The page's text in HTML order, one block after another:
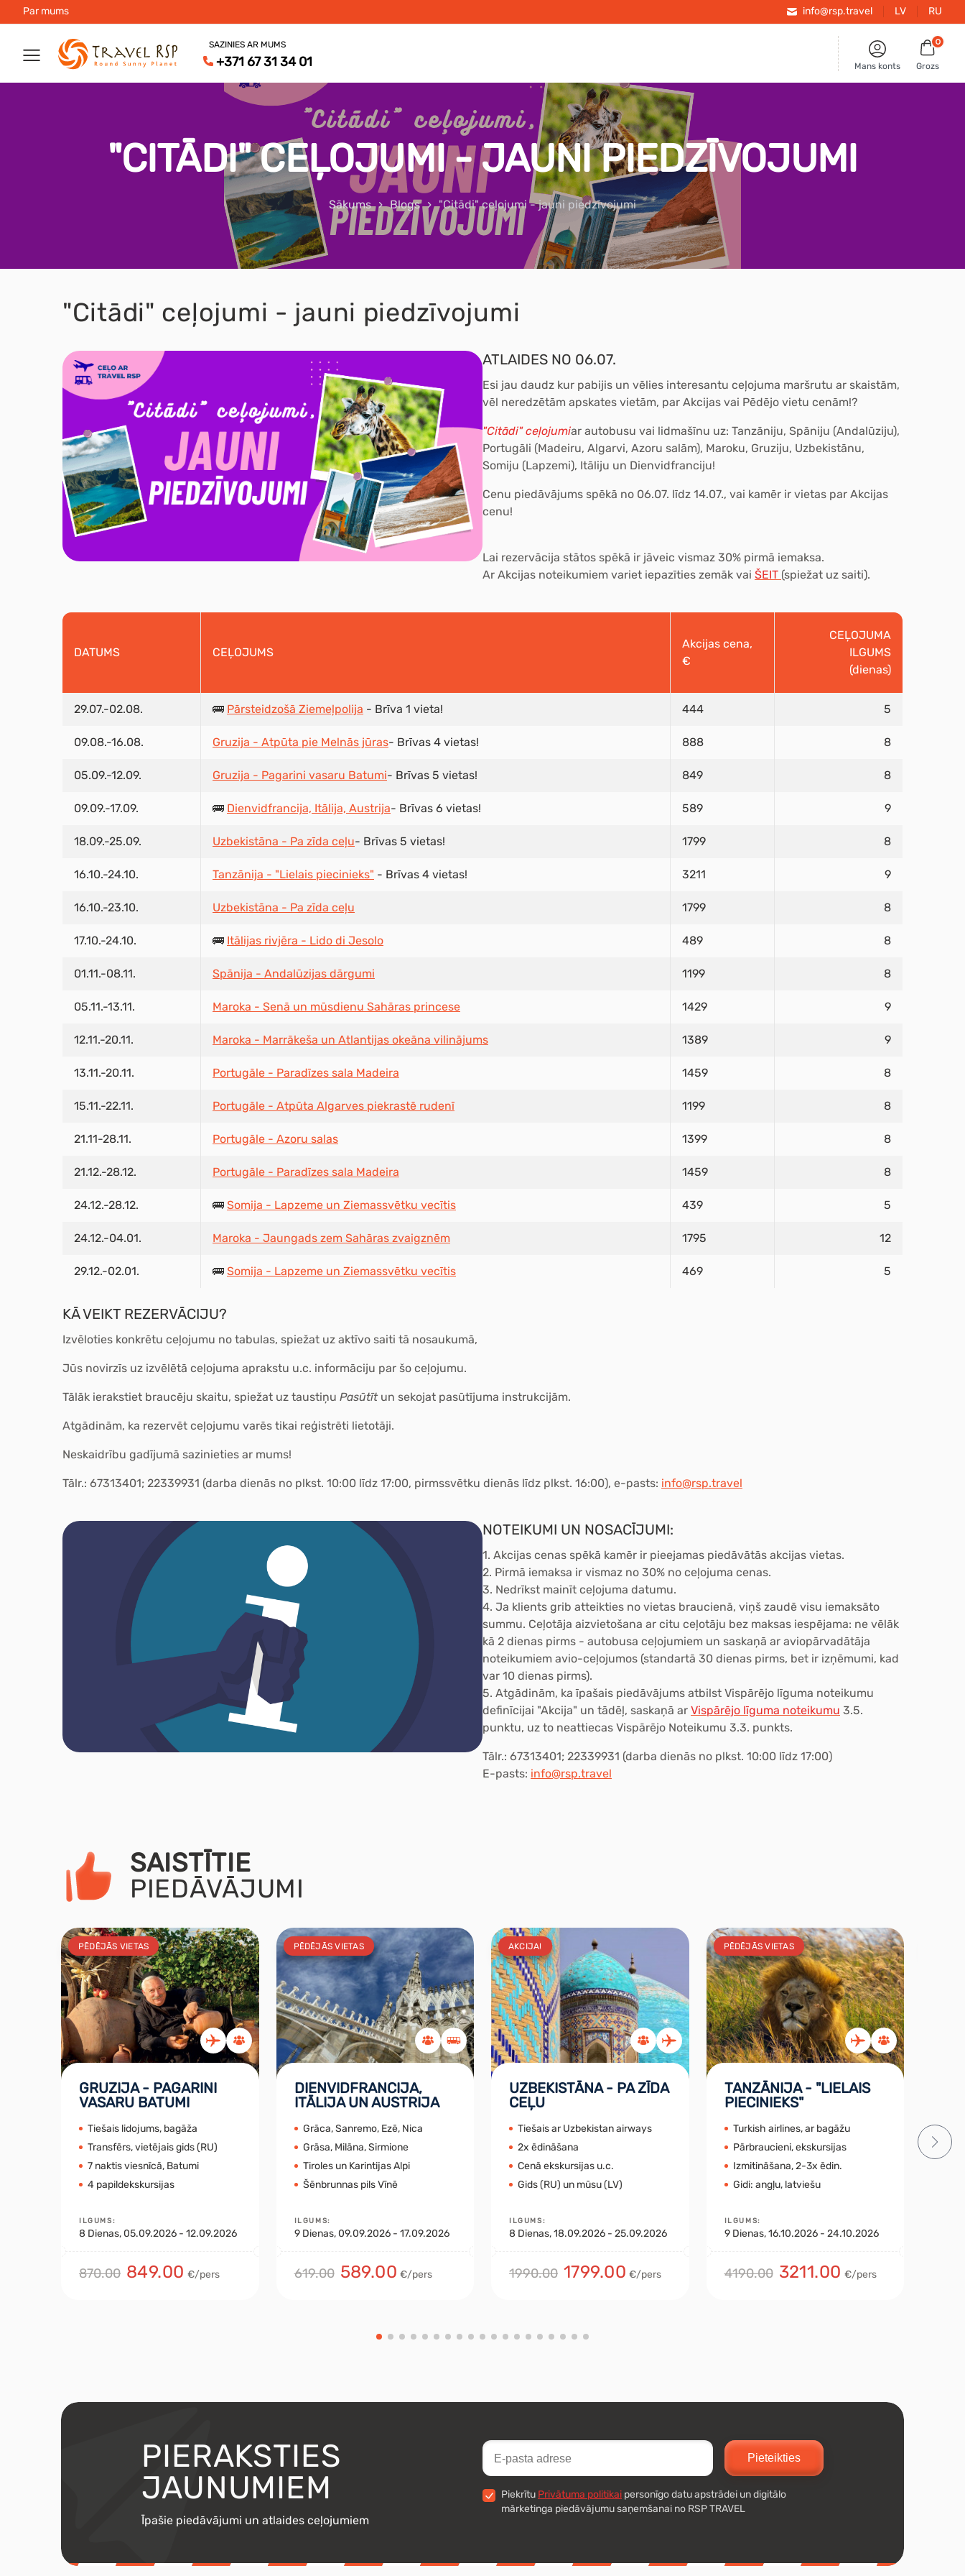
Par mums info@rsp.travel LV RU
SAZINIES AR MUMS
+371 67 31 34 01 Mans konts
0
Grozs
"CITĀDI" CEĻOJUMI - JAUNI PIEDZĪVOJUMI
Sākums Blogs "Citādi" ceļojumi - jauni piedzīvojumi
"Citādi" ceļojumi - jauni piedzīvojumi
ATLAIDES NO 06.07.
Esi jau daudz kur pabijis un vēlies interesantu ceļojuma maršrutu ar skaistām,
vēl neredzētām apskates vietām, par Akcijas vai Pēdējo vietu cenām!?
"Citādi" ceļojumiar autobusu vai lidmašīnu uz: Tanzāniju, Spāniju (Andalūziju),
Portugāli (Madeiru, Algarvi, Azoru salām), Maroku, Gruziju, Uzbekistānu,
Somiju (Lapzemi), Itāliju un Dienvidfranciju!
Cenu piedāvājums spēkā no 06.07. līdz 14.07., vai kamēr ir vietas par Akcijas
cenu!
Lai rezervācija stātos spēkā ir jāveic vismaz 30% pirmā iemaksa.
Ar Akcijas noteikumiem variet iepazīties zemāk vai ŠEIT (spiežat uz saiti).
DATUMS CEĻOJUMS
Akcijas cena,
€
CEĻOJUMA
ILGUMS
(dienas)
29.07.-02.08. 🚌 Pārsteidzošā Ziemeļpolija - Brīva 1 vieta! 444 5
09.08.-16.08. Gruzija - Atpūta pie Melnās jūras- Brīvas 4 vietas! 888 8
05.09.-12.09. Gruzija - Pagarini vasaru Batumi- Brīvas 5 vietas! 849 8
09.09.-17.09. 🚌 Dienvidfrancija, Itālija, Austrija- Brīvas 6 vietas! 589 9
18.09.-25.09. Uzbekistāna - Pa zīda ceļu- Brīvas 5 vietas! 1799 8
16.10.-24.10. Tanzānija - "Lielais piecinieks" - Brīvas 4 vietas! 3211 9
16.10.-23.10. Uzbekistāna - Pa zīda ceļu 1799 8
17.10.-24.10. 🚌 Itālijas rivjēra - Lido di Jesolo 489 8
01.11.-08.11. Spānija - Andalūzijas dārgumi 1199 8
05.11.-13.11. Maroka - Senā un mūsdienu Sahāras princese 1429 9
12.11.-20.11. Maroka - Marrākeša un Atlantijas okeāna vilinājums 1389 9
13.11.-20.11. Portugāle - Paradīzes sala Madeira 1459 8
15.11.-22.11. Portugāle - Atpūta Algarves piekrastē rudenī 1199 8
21.11-28.11. Portugāle - Azoru salas 1399 8
21.12.-28.12. Portugāle - Paradīzes sala Madeira 1459 8
24.12.-28.12. 🚌 Somija - Lapzeme un Ziemassvētku vecītis 439 5
24.12.-04.01. Maroka - Jaungads zem Sahāras zvaigznēm 1795 12
29.12.-02.01. 🚌 Somija - Lapzeme un Ziemassvētku vecītis 469 5
KĀ VEIKT REZERVĀCIJU?
Izvēloties konkrētu ceļojumu no tabulas, spiežat uz aktīvo saiti tā nosaukumā,
Jūs novirzīs uz izvēlētā ceļojuma aprakstu u.c. informāciju par šo ceļojumu.
Tālāk ierakstiet braucēju skaitu, spiežat uz taustiņu Pasūtītun sekojat pasūtījuma instrukcijām.
Atgādinām, ka rezervēt ceļojumu varēs tikai reģistrēti lietotāji.
Neskaidrību gadījumā sazinieties ar mums!
Tālr.: 67313401; 22339931 (darba dienās no plkst. 10:00 līdz 17:00, pirmssvētku dienās līdz plkst. 16:00), e-pasts: info@rsp.travel
NOTEIKUMI UN NOSACĪJUMI:
1. Akcijas cenas spēkā kamēr ir pieejamas piedāvātās akcijas vietas.
2. Pirmā iemaksa ir vismaz no 30% no ceļojuma cenas.
3. Nedrīkst mainīt ceļojuma datumu.
4. Ja klients grib atteikties no vietas braucienā, viņš zaudē visu iemaksāto
summu. Ceļotāja aizvietošana ar citu ceļotāju bez maksas iespējama: ne vēlāk
kā 2 dienas pirms - autobusa ceļojumiem un saskaņā ar aviopārvadātāja
noteikumiem avio-ceļojumos (standartā 30 dienas pirms, bet ir izņēmumi, kad
var 10 dienas pirms).
5. Atgādinām, ka īpašais piedāvājums atbilst Vispārējo līguma noteikumu
definīcijai "Akcija" un tādēļ, saskaņā ar Vispārējo līguma noteikumu 3.5.
punktu, uz to neattiecas Vispārējo Noteikumu 3.3. punkts.
Tālr.: 67313401; 22339931 (darba dienās no plkst. 10:00 līdz 17:00)
E-pasts: info@rsp.travel
SAISTĪTIE
PIEDĀVĀJUMI
PĒDĒJĀS VIETAS
GRUZIJA - PAGARINI
VASARU BATUMI
Tiešais lidojums, bagāža
Transfērs, vietējais gids (RU)
7 naktis viesnīcā, Batumi
4 papildekskursijas
ILGUMS:
8 Dienas, 05.09.2026 - 12.09.2026
870.00 849.00 €/pers
PĒDĒJĀS VIETAS
DIENVIDFRANCIJA,
ITĀLIJA UN AUSTRIJA
Grāca, Sanremo, Ezē, Nica
Grāsa, Milāna, Sirmione
Tiroles un Karintijas Alpi
Šēnbrunnas pils Vīnē
ILGUMS:
9 Dienas, 09.09.2026 - 17.09.2026
619.00 589.00 €/pers
AKCIJA!
UZBEKISTĀNA - PA ZĪDA
CEĻU
Tiešais ar Uzbekistan airways
2x ēdināšana
Cenā ekskursijas u.c.
Gids (RU) un mūsu (LV)
ILGUMS:
8 Dienas, 18.09.2026 - 25.09.2026
1990.00 1799.00 €/pers
PĒDĒJĀS VIETAS
TANZĀNIJA - "LIELAIS
PIECINIEKS"
Turkish airlines, ar bagāžu
Pārbraucieni, ekskursijas
Izmitināšana, 2-3x ēdin.
Gidi: angļu, latviešu
ILGUMS:
9 Dienas, 16.10.2026 - 24.10.2026
4190.00 3211.00 €/pers
2x
PIERAKSTIES
JAUNUMIEM
Īpašie piedāvājumi un atlaides ceļojumiem
Pieteikties
Piekrītu Privātuma politikai personīgo datu apstrādei un digitālo
mārketinga piedāvājumu saņemšanai no RSP TRAVEL